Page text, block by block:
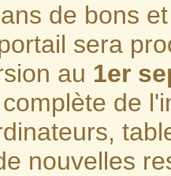
de bons
sera
au 1er
de
nouvelles